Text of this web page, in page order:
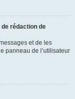
rédaction de
et de les
panneau de l’utilisateur